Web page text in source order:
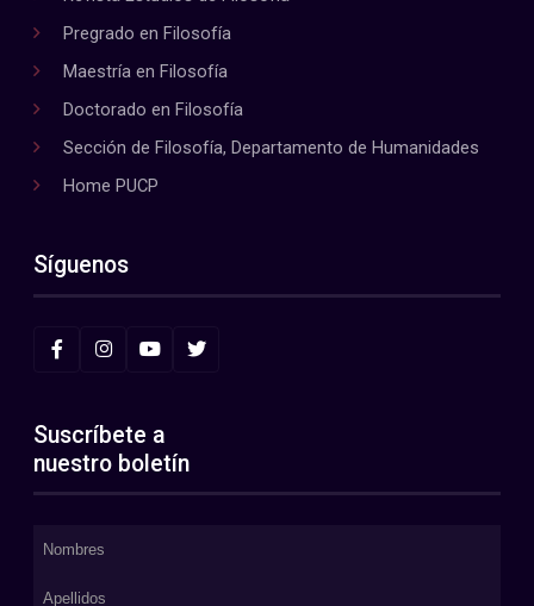
Pregrado en Filosofía
Maestría en Filosofía
Doctorado en Filosofía
Sección de Filosofía, Departamento de Humanidades
Home PUCP
Síguenos
Suscríbete a
nuestro boletín